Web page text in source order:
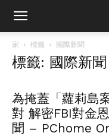
家 標籤 國際新聞
標籤: 國際新聞
為掩蓋「蘿莉島
對 解密FBI對金
聞 – PChome